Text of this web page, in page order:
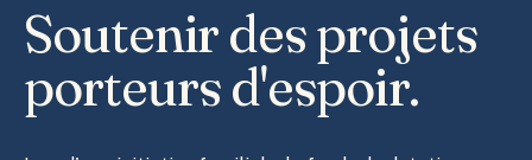
Soutenir des projets
porteurs d'espoir.